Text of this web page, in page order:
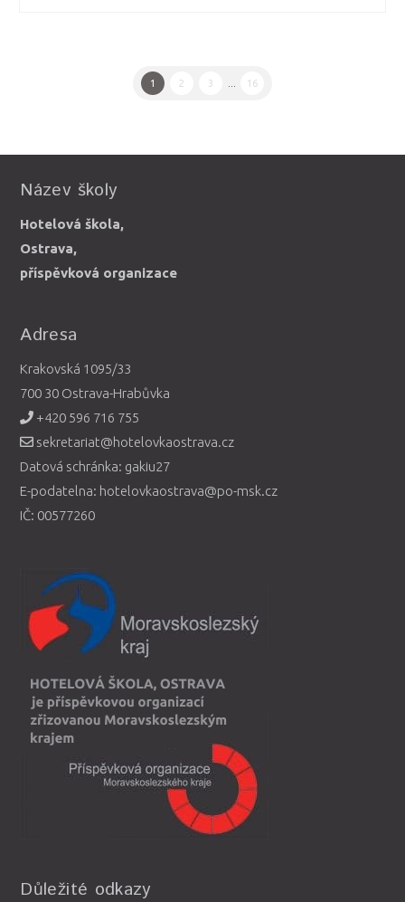
1 2 3 16
Název školy
Hotelová škola,
Ostrava,
příspěvková organizace
Adresa
Krakovská 1095/33
700 30 Ostrava-Hrabůvka
+420 596 716 755
sekretariat@hotelovkaostrava.cz
Datová schránka: gakiu27
E-podatelna: hotelovkaostrava@po-msk.cz
IČ: 00577260
Důležité odkazy